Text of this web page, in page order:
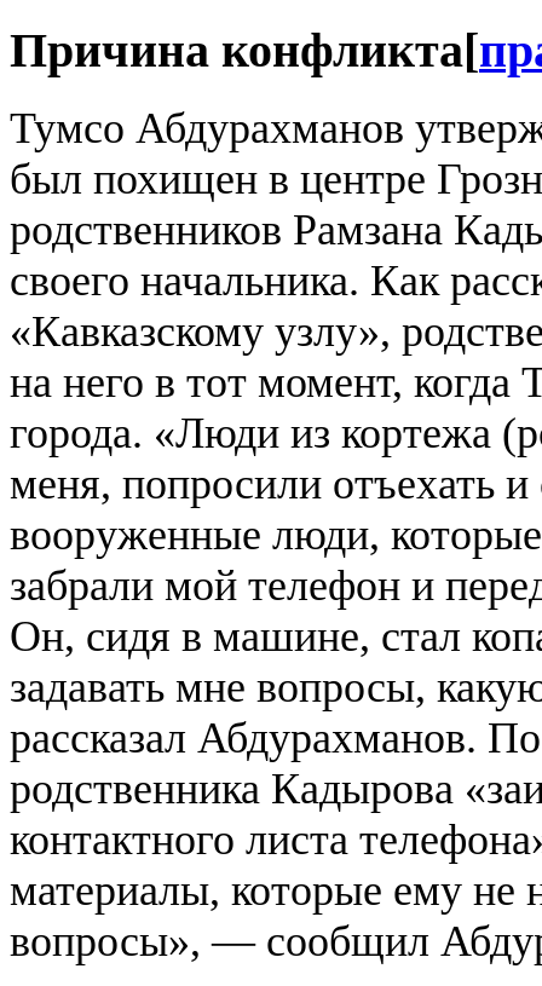
Причина конфликта[
Тумсо Абдурахманов
был похищен в центре
родственников Рамзана
своего начальника. Как
«Кавказскому узлу»,
на него в тот момент,
города. «Люди из кортежа
меня, попросили отъехать
вооруженные люди,
забрали мой телефон и
Он, сидя в машине, стал
задавать мне вопросы,
рассказал Абдурахманов.
родственника Кадырова
контактного листа
материалы, которые ему не
вопросы», — сообщил